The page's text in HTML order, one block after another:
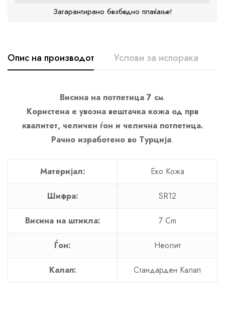
Загарантирано безбедно плаќање!
Опис на производот Услови за испорака
Висина на потпетица 7 см.
Користена е увозна вештачка кожа од прв
квалитет, челичен ѓон и челична потпетица.
Рачно изработено во Турција.
Материјал: Еко Кожа
Шифра: SR12
Висина на штикла: 7 Cm
Ѓон: Неолит
Калап: Стандарден Калап